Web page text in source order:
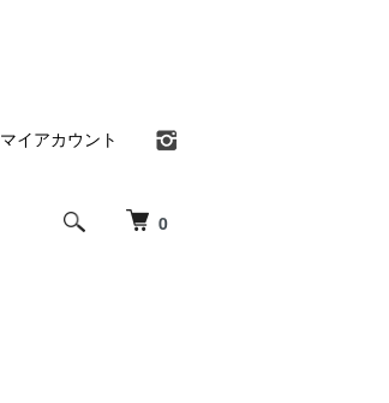
0
マイアカウント